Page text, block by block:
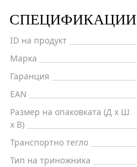
СПЕЦИФИКАЦИИ
ID на продукт
Марка
Гаранция
EAN
Размер на опаковката (Д x Ш
x В)
Транспортно тегло
Тип на триножника